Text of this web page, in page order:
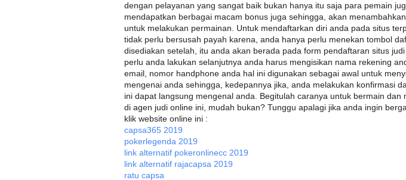
dengan pelayanan yang sangat baik bukan hanya itu saja para pemain
mendapatkan berbagai macam bonus juga sehingga, akan
untuk melakukan permainan. Untuk mendaftarkan diri anda pada situs
tidak perlu bersusah payah karena, anda hanya perlu menekan tombol
disediakan setelah, itu anda akan berada pada form pendaftaran situs
perlu anda lakukan selanjutnya anda harus mengisikan nama rekening
email, nomor handphone anda hal ini digunakan sebagai awal untuk
mengenai anda sehingga, kedepannya jika, anda melakukan konfirmasi
ini dapat langsung mengenal anda. Begitulah caranya untuk bermain dan
di agen judi online ini, mudah bukan? Tunggu apalagi jika anda ingin
klik website online ini :
capsa365 2019
pokerlegenda 2019
link alternatif pokeronlinecc 2019
link alternatif rajacapsa 2019
ratu capsa